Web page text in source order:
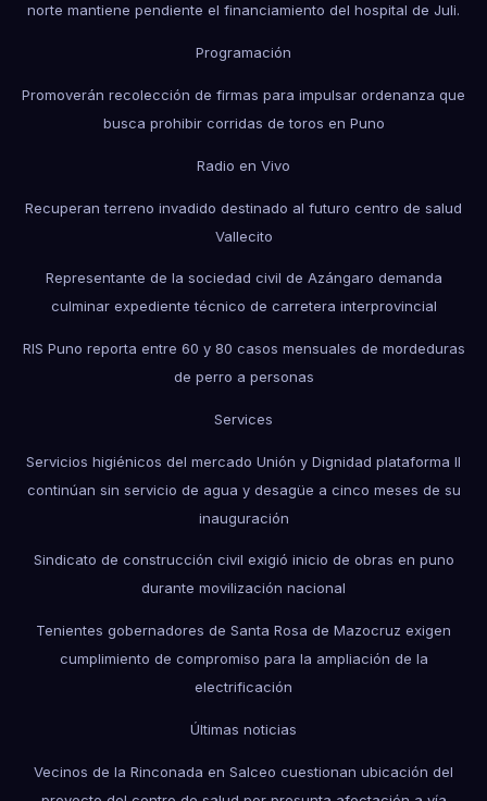
norte mantiene pendiente el financiamiento del hospital de Juli.
Programación
Promoverán recolección de firmas para impulsar ordenanza que
busca prohibir corridas de toros en Puno
Radio en Vivo
Recuperan terreno invadido destinado al futuro centro de salud
Vallecito
Representante de la sociedad civil de Azángaro demanda
culminar expediente técnico de carretera interprovincial
RIS Puno reporta entre 60 y 80 casos mensuales de mordeduras
de perro a personas
Services
Servicios higiénicos del mercado Unión y Dignidad plataforma II
continúan sin servicio de agua y desagüe a cinco meses de su
inauguración
Sindicato de construcción civil exigió inicio de obras en puno
durante movilización nacional
Tenientes gobernadores de Santa Rosa de Mazocruz exigen
cumplimiento de compromiso para la ampliación de la
electrificación
Últimas noticias
Vecinos de la Rinconada en Salceo cuestionan ubicación del